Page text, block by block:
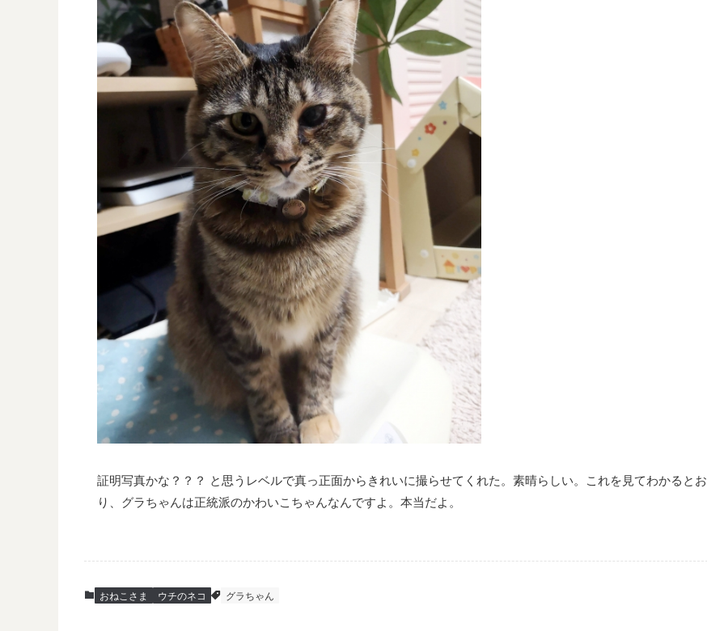
証明写真かな？？？ と思うレベルで真っ正面からきれいに撮らせてくれた。素晴らしい。これを見てわかるとお
り、グラちゃんは正統派のかわいこちゃんなんですよ。本当だよ。
おねこさま ウチのネコ グラちゃん